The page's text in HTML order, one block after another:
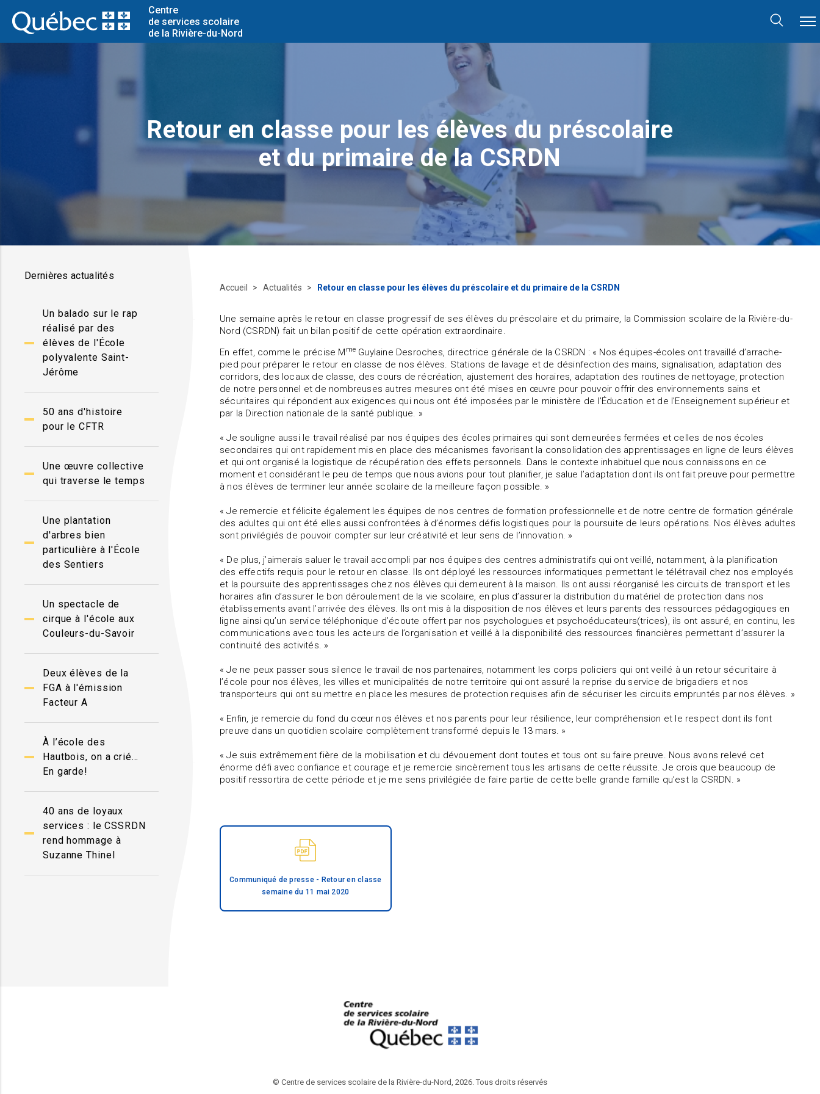
Centre
de services scolaire
de la Rivière-du-Nord
Retour en classe pour les élèves du préscolaire
et du primaire de la CSRDN
Dernières actualités
Un balado sur le rap
réalisé par des
élèves de l'École
polyvalente Saint-
Jérôme
50 ans d'histoire
pour le CFTR
Une œuvre collective
qui traverse le temps
Une plantation
d'arbres bien
particulière à l'École
des Sentiers
Un spectacle de
cirque à l'école aux
Couleurs-du-Savoir
Deux élèves de la
FGA à l'émission
Facteur A
À l’école des
Hautbois, on a crié…
En garde!
40 ans de loyaux
services : le CSSRDN
rend hommage à
Suzanne Thinel
Accueil Actualités Retour en classe pour les élèves du préscolaire et du primaire de la CSRDN
Une semaine après le retour en classe progressif de ses élèves du préscolaire et du primaire, la Commission scolaire de la Rivière-du-
Nord (CSRDN) fait un bilan positif de cette opération extraordinaire.
En effet, comme le précise M me Guylaine Desroches, directrice générale de la CSRDN : « Nos équipes-écoles ont travaillé d’arrache-
pied pour préparer le retour en classe de nos élèves. Stations de lavage et de désinfection des mains, signalisation, adaptation des
corridors, des locaux de classe, des cours de récréation, ajustement des horaires, adaptation des routines de nettoyage, protection
de notre personnel et de nombreuses autres mesures ont été mises en œuvre pour pouvoir offrir des environnements sains et
sécuritaires qui répondent aux exigences qui nous ont été imposées par le ministère de l’Éducation et de l’Enseignement supérieur et
par la Direction nationale de la santé publique. »
« Je souligne aussi le travail réalisé par nos équipes des écoles primaires qui sont demeurées fermées et celles de nos écoles
secondaires qui ont rapidement mis en place des mécanismes favorisant la consolidation des apprentissages en ligne de leurs élèves
et qui ont organisé la logistique de récupération des effets personnels. Dans le contexte inhabituel que nous connaissons en ce
moment et considérant le peu de temps que nous avions pour tout planifier, je salue l’adaptation dont ils ont fait preuve pour permettre
à nos élèves de terminer leur année scolaire de la meilleure façon possible. »
« Je remercie et félicite également les équipes de nos centres de formation professionnelle et de notre centre de formation générale
des adultes qui ont été elles aussi confrontées à d’énormes défis logistiques pour la poursuite de leurs opérations. Nos élèves adultes
sont privilégiés de pouvoir compter sur leur créativité et leur sens de l’innovation. »
« De plus, j’aimerais saluer le travail accompli par nos équipes des centres administratifs qui ont veillé, notamment, à la planification
des effectifs requis pour le retour en classe. Ils ont déployé les ressources informatiques permettant le télétravail chez nos employés
et la poursuite des apprentissages chez nos élèves qui demeurent à la maison. Ils ont aussi réorganisé les circuits de transport et les
horaires afin d’assurer le bon déroulement de la vie scolaire, en plus d’assurer la distribution du matériel de protection dans nos
établissements avant l’arrivée des élèves. Ils ont mis à la disposition de nos élèves et leurs parents des ressources pédagogiques en
ligne ainsi qu’un service téléphonique d’écoute offert par nos psychologues et psychoéducateurs(trices), ils ont assuré, en continu, les
communications avec tous les acteurs de l’organisation et veillé à la disponibilité des ressources financières permettant d’assurer la
continuité des activités. »
« Je ne peux passer sous silence le travail de nos partenaires, notamment les corps policiers qui ont veillé à un retour sécuritaire à
l’école pour nos élèves, les villes et municipalités de notre territoire qui ont assuré la reprise du service de brigadiers et nos
transporteurs qui ont su mettre en place les mesures de protection requises afin de sécuriser les circuits empruntés par nos élèves. »
« Enfin, je remercie du fond du cœur nos élèves et nos parents pour leur résilience, leur compréhension et le respect dont ils font
preuve dans un quotidien scolaire complètement transformé depuis le 13 mars. »
« Je suis extrêmement fière de la mobilisation et du dévouement dont toutes et tous ont su faire preuve. Nous avons relevé cet
énorme défi avec confiance et courage et je remercie sincèrement tous les artisans de cette réussite. Je crois que beaucoup de
positif ressortira de cette période et je me sens privilégiée de faire partie de cette belle grande famille qu’est la CSRDN. »
Communiqué de presse - Retour en classe
semaine du 11 mai 2020
© Centre de services scolaire de la Rivière-du-Nord, 2026. Tous droits réservés